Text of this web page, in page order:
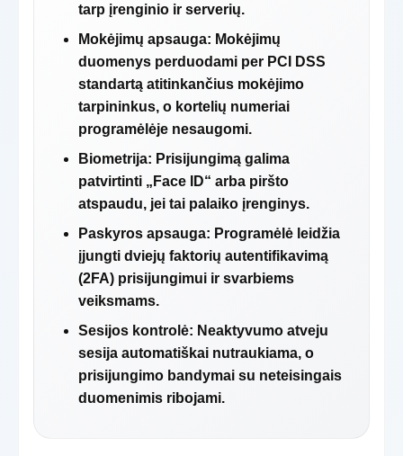
tarp įrenginio ir serverių.
Mokėjimų apsauga: Mokėjimų
duomenys perduodami per PCI DSS
standartą atitinkančius mokėjimo
tarpininkus, o kortelių numeriai
programėlėje nesaugomi.
Biometrija: Prisijungimą galima
patvirtinti „Face ID“ arba piršto
atspaudu, jei tai palaiko įrenginys.
Paskyros apsauga: Programėlė leidžia
įjungti dviejų faktorių autentifikavimą
(2FA) prisijungimui ir svarbiems
veiksmams.
Sesijos kontrolė: Neaktyvumo atveju
sesija automatiškai nutraukiama, o
prisijungimo bandymai su neteisingais
duomenimis ribojami.